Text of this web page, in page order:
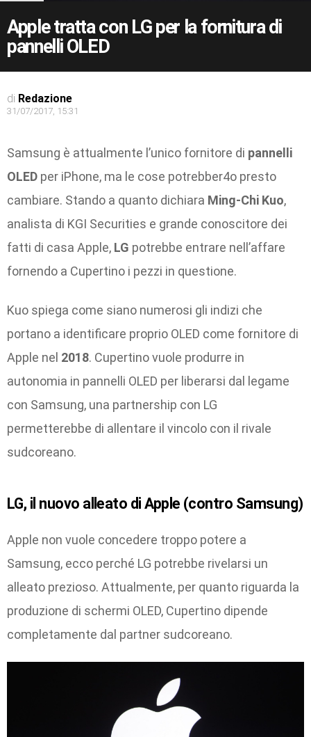
Apple tratta con LG per la fornitura di
pannelli OLED
di Redazione
31/07/2017, 15:31
Samsung è attualmente l’unico fornitore di pannelli
OLED per iPhone, ma le cose potrebber4o presto
cambiare. Stando a quanto dichiara Ming-Chi Kuo,
analista di KGI Securities e grande conoscitore dei
fatti di casa Apple, LG potrebbe entrare nell’affare
fornendo a Cupertino i pezzi in questione.
Kuo spiega come siano numerosi gli indizi che
portano a identificare proprio OLED come fornitore di
Apple nel 2018. Cupertino vuole produrre in
autonomia in pannelli OLED per liberarsi dal legame
con Samsung, una partnership con LG
permetterebbe di allentare il vincolo con il rivale
sudcoreano.
LG, il nuovo alleato di Apple (contro Samsung)
Apple non vuole concedere troppo potere a
Samsung, ecco perché LG potrebbe rivelarsi un
alleato prezioso. Attualmente, per quanto riguarda la
produzione di schermi OLED, Cupertino dipende
completamente dal partner sudcoreano.